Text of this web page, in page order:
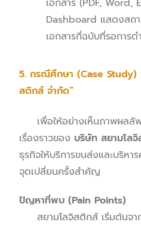
เอกสาร (PDF, Word,
Dashboard แสดงสถา
เอกสารกี่ฉบับที่รอการด
5. กรณีศึกษา (Case Study)
สติกส์ จำกัด”
เพื่อให้อย่างเห็นภาพผลลัพ
เรื่องราวของ บริษัท สยามโล
ธุรกิจให้บริการขนส่งและบริห
จุดเปลี่ยนครั้งสำคัญ
ปัญหาที่พบ (Pain Points)
สยามโลจิสติกส์ เริ่มต้นจา